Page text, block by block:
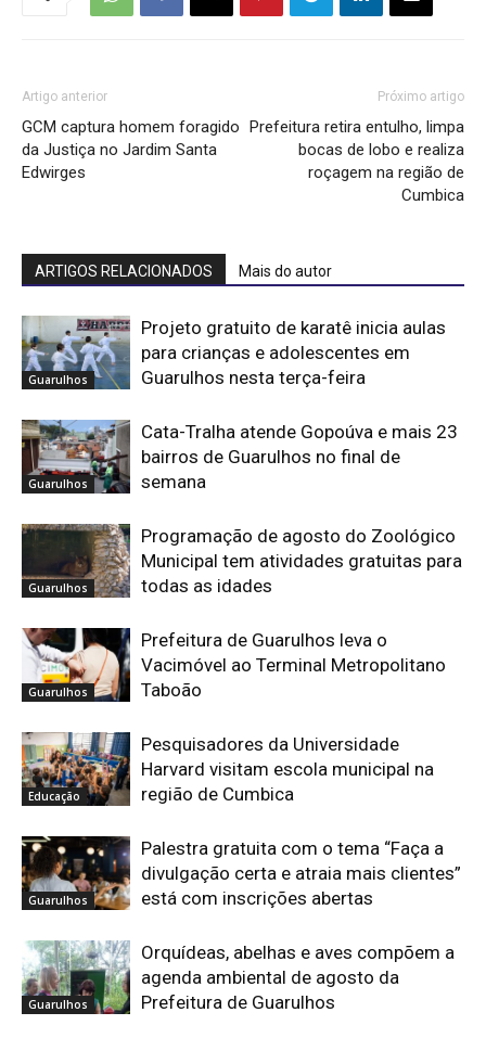
Artigo anterior
GCM captura homem foragido
da Justiça no Jardim Santa
Edwirges
Próximo artigo
Prefeitura retira entulho, limpa
bocas de lobo e realiza
roçagem na região de
Cumbica
ARTIGOS RELACIONADOS Mais do autor
Guarulhos
Projeto gratuito de karatê inicia aulas
para crianças e adolescentes em
Guarulhos nesta terça-feira
Guarulhos
Cata-Tralha atende Gopoúva e mais 23
bairros de Guarulhos no final de
semana
Guarulhos
Programação de agosto do Zoológico
Municipal tem atividades gratuitas para
todas as idades
Guarulhos
Prefeitura de Guarulhos leva o
Vacimóvel ao Terminal Metropolitano
Taboão
Educação
Pesquisadores da Universidade
Harvard visitam escola municipal na
região de Cumbica
Guarulhos
Palestra gratuita com o tema “Faça a
divulgação certa e atraia mais clientes”
está com inscrições abertas
Guarulhos
Orquídeas, abelhas e aves compõem a
agenda ambiental de agosto da
Prefeitura de Guarulhos